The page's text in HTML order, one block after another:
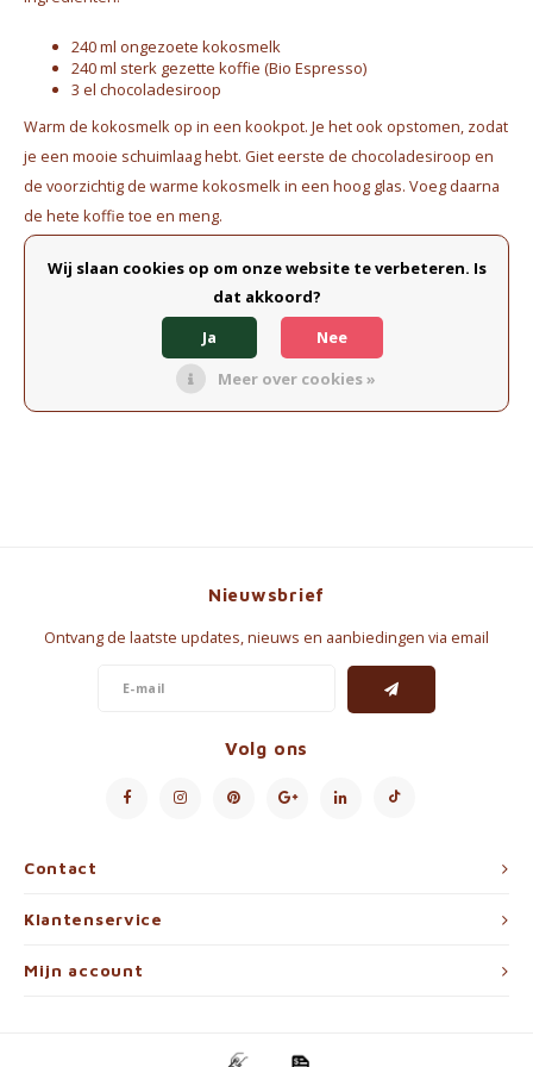
Chocolade, granola en Drankpoeders
Koffie Kàn merch
Boeken
Gin
Outdoor accessoires
240 ml ongezoete kokosmelk
240 ml sterk gezette koffie (Bio Espresso)
3 el chocoladesiroop
Warm de kokosmelk op in een kookpot. Je het ook opstomen, zodat
je een mooie schuimlaag hebt. Giet eerste de chocoladesiroop en
de voorzichtig de warme kokosmelk in een hoog glas. Voeg daarna
de hete koffie toe en meng.
Drink onmiddellijk op!
Share this article:
Contact
Nieuwsbrief
Ontvang de laatste updates, nieuws en aanbiedingen via email
Volg ons
Klantenservice
Mijn account
Wij slaan cookies op om onze website te verbeteren. Is
dat akkoord?
Ja
Nee
Meer over cookies »